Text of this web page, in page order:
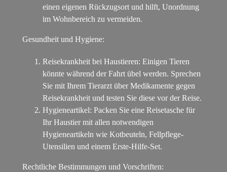
einen eigenen Rückzugsort und hilft, Unordnung
im Wohnbereich zu vermeiden.
Gesundheit und Hygiene:
Reisekrankheit bei Haustieren: Einigen Tieren
könnte während der Fahrt übel werden. Sprechen
Sie mit Ihrem Tierarzt über Medikamente gegen
Reisekrankheit und testen Sie diese vor der Reise.
Hygieneartikel: Packen Sie eine Reisetasche für
Ihr Haustier mit allen notwendigen
Hygieneartikeln wie Kotbeuteln, Fellpflege-
Utensilien und einem Erste-Hilfe-Set.
Rechtliche Bestimmungen und Vorschriften: